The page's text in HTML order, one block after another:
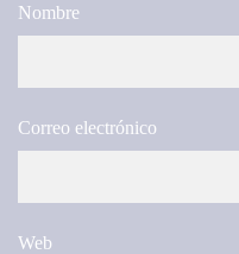
Nombre
Correo electrónico
Web